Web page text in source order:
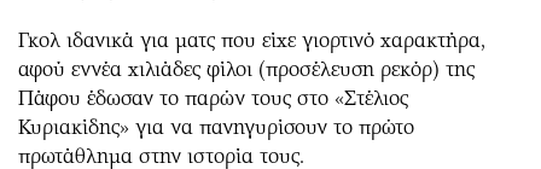
Γκολ ιδανικά για ματς που είχε γιορτινό χαρακτήρα,
αφού εννέα χιλιάδες φίλοι (προσέλευση ρεκόρ) της
Πάφου έδωσαν το παρών τους στο «Στέλιος
Κυριακίδης» για να πανηγυρίσουν το πρώτο
πρωτάθλημα στην ιστορία τους.